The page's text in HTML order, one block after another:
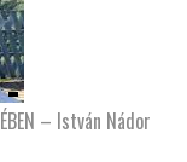
– István Nádor